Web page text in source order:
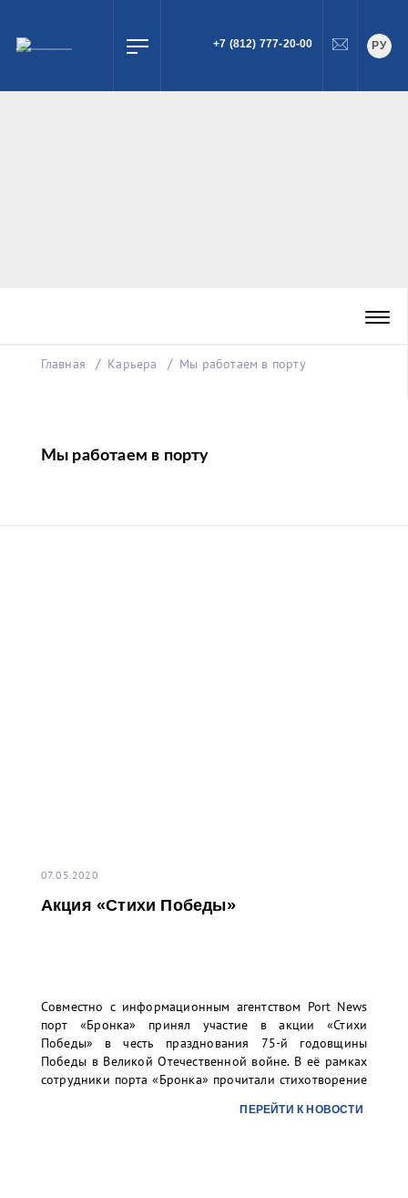
ПОИСК
+7 (812) 777-20-00 РУ
Главная Карьера Мы работаем в порту
Мы работаем в порту
07.05.2020
Акция «Стихи Победы»
Совместно с информационным агентством Port News
порт «Бронка» принял участие в акции «Стихи
Победы» в честь празднования 75-й годовщины
Победы в Великой Отечественной войне. В её рамках
сотрудники порта «Бронка» прочитали стихотворение
ПЕРЕЙТИ К НОВОСТИ